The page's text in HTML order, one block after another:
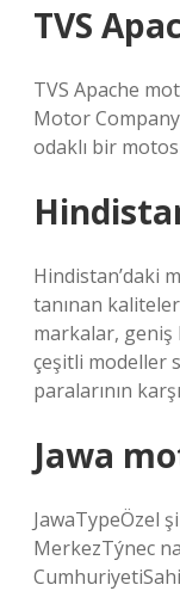
TVS
TVS Apache
Motor
odaklı bir
Hindistan’daki
tanınan
markalar,
çeşitli modeller
paralarının
Jawa
JawaTypeÖzel
MerkezTýnec